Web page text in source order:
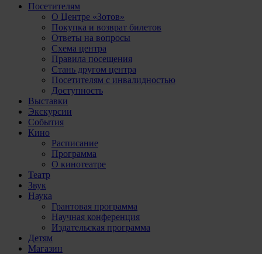
Посетителям
О Центре «Зотов»
Покупка и возврат билетов
Ответы на вопросы
Схема центра
Правила посещения
Стань другом центра
Посетителям с инвалидностью
Доступность
Выставки
Экскурсии
События
Кино
Расписание
Программа
О кинотеатре
Театр
Звук
Наука
Грантовая программа
Научная конференция
Издательская программа
Детям
Магазин